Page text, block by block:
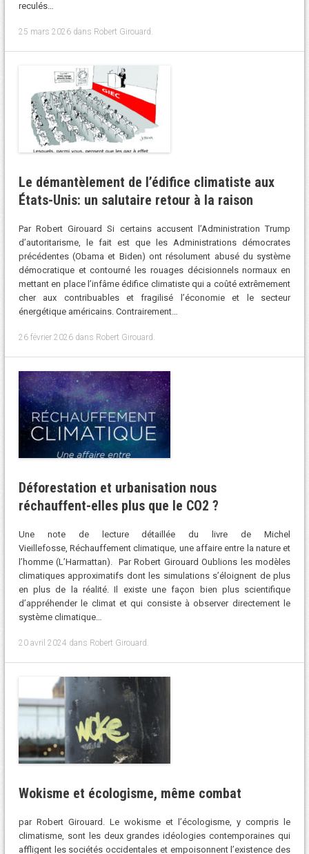
reculés…
25 mars 2026dans Robert Girouard
Le démantèlement de l’édifice climatiste aux
États-Unis: un salutaire retour à la raison
Par Robert Girouard Si certains accusent l’Administration Trump
d’autoritarisme, le fait est que les Administrations démocrates
précédentes (Obama et Biden) ont résolument abusé du système
démocratique et contourné les rouages décisionnels normaux en
mettant en place l’infâme édifice climatiste qui a coûté extrêmement
cher aux contribuables et fragilisé l’économie et le secteur
énergétique américains. Contrairement…
26 février 2026dans Robert Girouard
Déforestation et urbanisation nous
réchauffent-elles plus que le CO2 ?
Une note de lecture détaillée du livre de Michel
Vieillefosse, Réchauffement climatique, une affaire entre la nature et
l’homme (L’Harmattan). Par Robert Girouard Oublions les modèles
climatiques approximatifs dont les simulations s’éloignent de plus
en plus de la réalité. Il existe une façon bien plus scientifique
d’appréhender le climat et qui consiste à observer directement le
système climatique…
20 avril 2024 dans Robert Girouard
Wokisme et écologisme, même combat
par Robert Girouard. Le wokisme et l’écologisme, y compris le
climatisme, sont les deux grandes idéologies contemporaines qui
affligent les sociétés occidentales et empoisonnent l’existence des